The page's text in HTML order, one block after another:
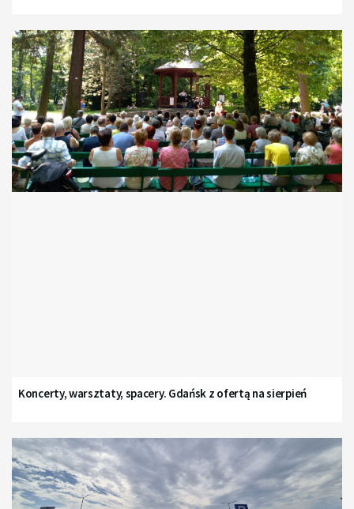
Koncerty, warsztaty, spacery. Gdańsk z ofertą na sierpień